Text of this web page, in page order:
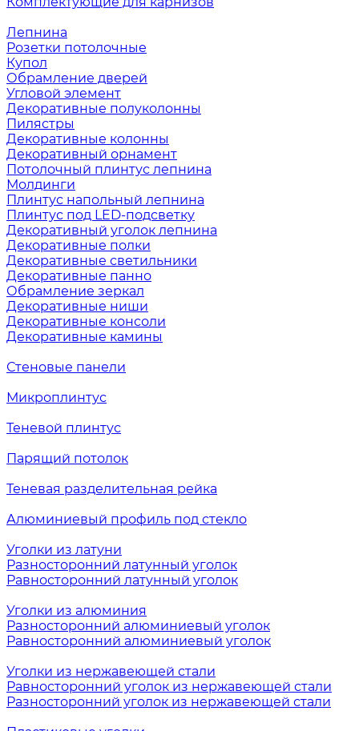
Лепнина
Розетки потолочные
Купол
Обрамление дверей
Угловой элемент
Декоративные полуколонны
Пилястры
Декоративные колонны
Декоративный орнамент
Потолочный плинтус лепнина
Молдинги
Плинтус напольный лепнина
Плинтус под LED-подсветку
Декоративный уголок лепнина
Декоративные полки
Декоративные светильники
Декоративные панно
Обрамление зеркал
Декоративные ниши
Декоративные консоли
Декоративные камины
Стеновые панели
Микроплинтус
Теневой плинтус
Парящий потолок
Теневая разделительная рейка
Алюминиевый профиль под стекло
Уголки из латуни
Разносторонний латунный уголок
Равносторонний латунный уголок
Уголки из алюминия
Разносторонний алюминиевый уголок
Равносторонний алюминиевый уголок
Уголки из нержавеющей стали
Равносторонний уголок из нержавеющей стали
Разносторонний уголок из нержавеющей стали